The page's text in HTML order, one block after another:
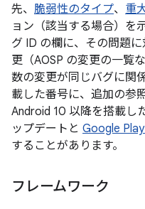
先、 脆弱性のタイプ、 重
ョン（該当する場合）を
グ ID の欄に、その問題
更（AOSP の変更の一覧
数の変更が同じバグに関
載した番号に、追加の参
Android 10 以降を搭載し
ップデートと Google
することがあります。
フレームワーク